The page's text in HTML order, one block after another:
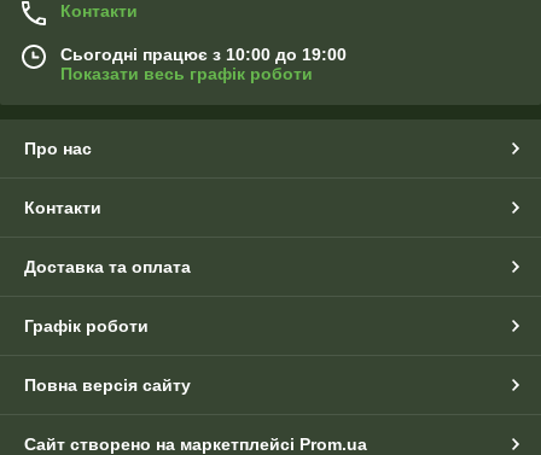
Контакти
Сьогодні працює з 10:00 до 19:00
Показати весь графік роботи
Про нас
Контакти
Доставка та оплата
Графік роботи
Повна версія сайту
Сайт створено на маркетплейсі Prom.ua